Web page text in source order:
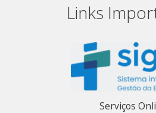
Links
Serviços